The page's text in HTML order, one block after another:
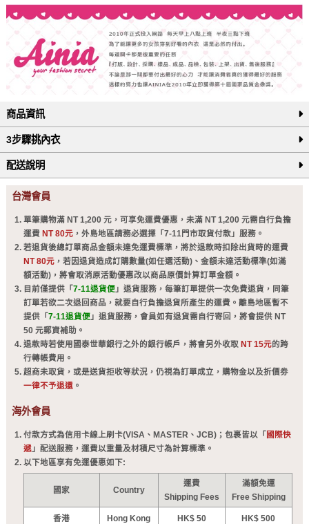
商品資訊
3步驟挑內衣
配送說明
台灣會員
單筆購物滿 NT 1,200 元，可享免運費優惠，未滿 NT 1,200 元需自行負擔
運費 NT 80元，外島地區請務必選擇「7-11門市取貨付款」服務。
若退貨後總訂單商品金額未達免運費標準，將於退款時扣除出貨時的運費
NT 80元，若因退貨造成訂購數量(如任選活動)、金額未達活動標準(如滿
額活動)，將會取消原活動優惠改以商品原價計算訂單金額。
目前僅提供「 7-11退貨便 」退貨服務，每筆訂單提供一次免費退貨，同筆
訂單若欲二次退回商品，就要自行負擔退貨所產生的運費。離島地區暫不
提供「 7-11退貨便 」退貨服務，會員如有退貨需自行寄回，將會提供 NT
50 元郵資補助。
退款時若使用國泰世華銀行之外的銀行帳戶，將會另外收取 NT 15元的跨
行轉帳費用。
超商未取貨，或是送貨拒收等狀況，仍視為訂單成立，購物金以及折價劵
一律不予退還。
海外會員
付款方式為信用卡線上刷卡(VISA、MASTER、JCB)；包裹皆以「 國際快
遞」配送服務，運費以重量及材積尺寸為計算標準。
以下地區享有免運優惠如下:
國家 Country
運費
Shipping Fees
滿額免運
Free Shipping
香港 Hong Kong HK$ 50 HK$ 500